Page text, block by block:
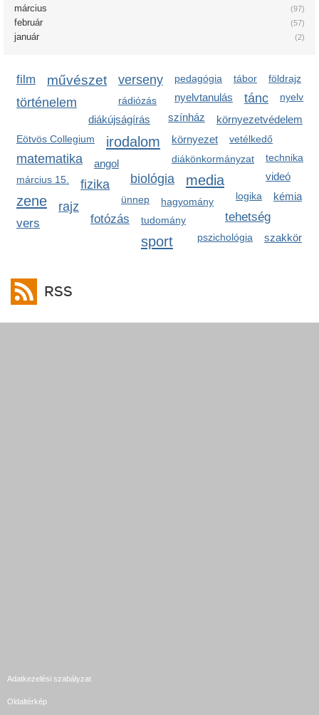
(97)
március
(57)
február
(2)
január
film művészet verseny pedagógia tábor
nyelvtanulás
földrajz
tánc
rádiózás
történelem
színház
diákújságírás környezetvédelem
Eötvös Collegium irodalom környezet
diákönkormányzat
nyelv
matematika
vetélkedő
technika
angol
biológia videó
media
március 15. fizika
logika
zene kémia
ünnep hagyomány
rajz
tehetség
fotózás tudomány
vers
pszichológia szakkör
sport
RSS
Adatkezelési szabályzat
Oldaltérkép